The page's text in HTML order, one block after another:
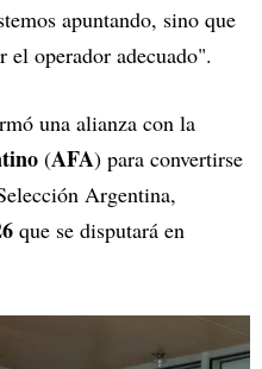
apuntando, sino que
el operador adecuado".
una alianza con la
(AFA) para convertirse
Argentina,
que se disputará en